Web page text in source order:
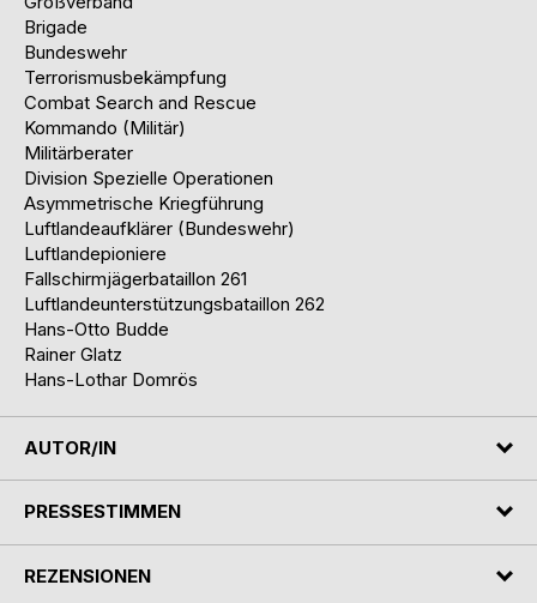
Brigade
Bundeswehr
Terrorismusbekämpfung
Combat Search and Rescue
Kommando (Militär)
Militärberater
Division Spezielle Operationen
Asymmetrische Kriegführung
Luftlandeaufklärer (Bundeswehr)
Luftlandepioniere
Fallschirmjägerbataillon 261
Luftlandeunterstützungsbataillon 262
Hans-Otto Budde
Rainer Glatz
Hans-Lothar Domrös
AUTOR/IN
PRESSESTIMMEN
REZENSIONEN